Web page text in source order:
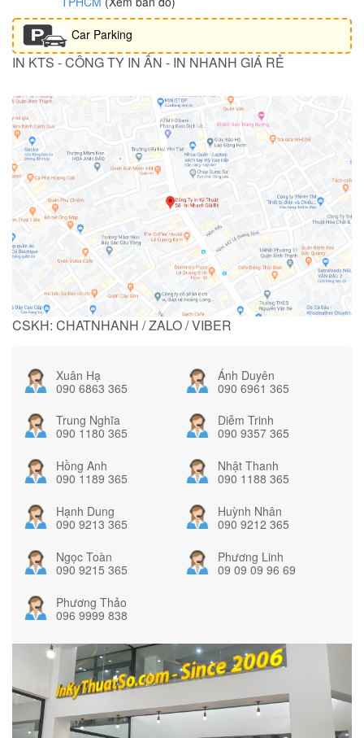
Car Parking
IN KTS - CÔNG TY IN ẤN - IN NHANH GIÁ RẺ
CSKH: CHATNHANH / ZALO / VIBER
Xuân Hạ
090 6863 365
Ánh Duyên
090 6961 365
Trung Nghĩa
090 1180 365
Diễm Trinh
090 9357 365
Hồng Anh
090 1189 365
Nhật Thanh
090 1188 365
Hạnh Dung
090 9213 365
Huỳnh Nhân
090 9212 365
Ngọc Toàn
090 9215 365
Phương Linh
09 09 09 96 69
Phương Thảo
096 9999 838